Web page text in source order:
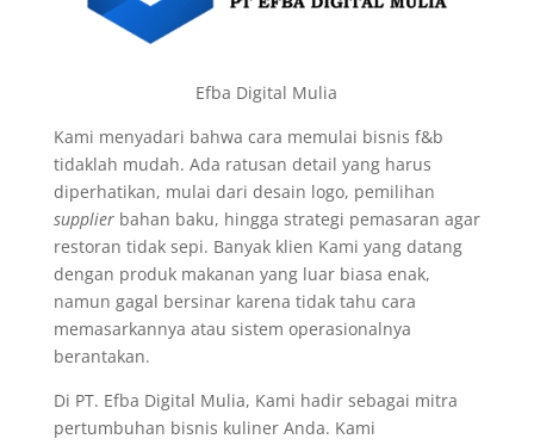
Efba Digital Mulia
Kami menyadari bahwa cara memulai bisnis f&b
tidaklah mudah. Ada ratusan detail yang harus
diperhatikan, mulai dari desain logo, pemilihan
supplierbahan baku, hingga strategi pemasaran agar
restoran tidak sepi. Banyak klien Kami yang datang
dengan produk makanan yang luar biasa enak,
namun gagal bersinar karena tidak tahu cara
memasarkannya atau sistem operasionalnya
berantakan.
Di PT. Efba Digital Mulia, Kami hadir sebagai mitra
pertumbuhan bisnis kuliner Anda. Kami